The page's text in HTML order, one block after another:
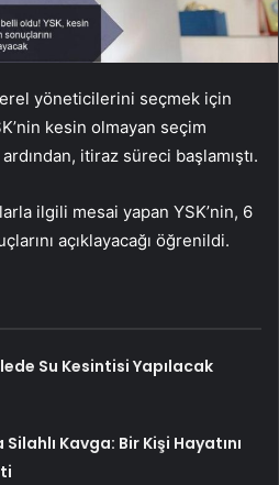
yöneticilerini seçmek için
kesin olmayan seçim
ardından, itiraz süreci başlamıştı.
ilgili mesai yapan YSK’nin, 6
açıklayacağı öğrenildi.
Su Kesintisi Yapılacak
Silahlı Kavga: Bir Kişi Hayatını